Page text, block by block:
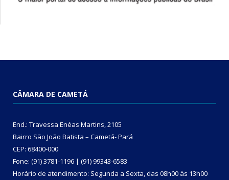
CÂMARA DE CAMETÁ
End.: Travessa Enéas Martins, 2105
Bairro São João Batista – Cametá- Pará
CEP: 68400-000
Fone: (91) 3781-1196 | (91) 99343-6583
Horário de atendimento: Segunda a Sexta, das 08h00 às 13h00